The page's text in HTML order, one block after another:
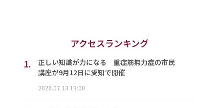
アクセスランキング
1.
正しい知識が力になる 重症筋無力症の市民
講座が9月12日に愛知で開催
2026.07.13 13:00